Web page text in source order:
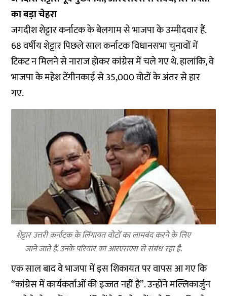
का बड़ा चेहरा
जगदीश शेट्टार कर्नाटक के बेलगाम से भाजपा के उम्मीदवार हैं.
68 वर्षीय शेट्टार पिछले साल कर्नाटक विधानसभा चुनावों में
टिकट न मिलने से नाराज होकर कांग्रेस में चले गए थे. हालांकि, वे
भाजपा के महेश टेंगीनकाई से 35,000 वोटों के अंतर से हार
गए.
शेट्टार उत्तरी कर्नाटक के लिंगायत वोटों का लामबंद करने के लिए
जाने जाते हैं. उनके परिवार का आरएसएस से संबंध रहा है.
एक साल बाद वे भाजपा में इस शिकायत पर वापस आ गए कि
“कांग्रेस में कार्यकर्ताओं की इज्जत नहीं है”. उन्होंने मल्लिकार्जुन